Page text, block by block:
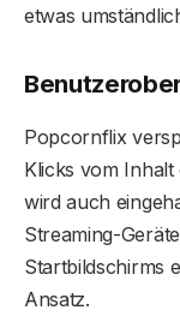
etwas
Popcornflix
Klicks vom
wird auch
Streaming-
Startbildschirms
Ansatz.